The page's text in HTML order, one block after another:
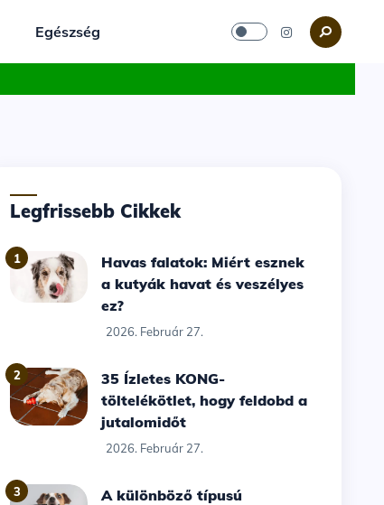
Egészség
Legfrissebb Cikkek
1
Havas falatok: Miért esznek
a kutyák havat és veszélyes
ez?
2026. Február 27.
2
35 Ízletes KONG-
töltelékötlet, hogy feldobd a
jutalomidőt
2026. Február 27.
3
A különböző típusú